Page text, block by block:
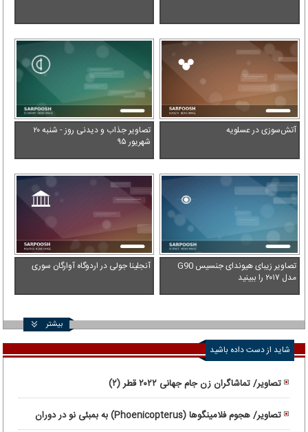
آتش‌سوزی در عسلویه
تصاویر جذاب و دیدنی روز - شنبه ۲۰
شهریور ۹۵
تصاویر زیبای هیوندای جنسیس G90
مدل ۲۰۱۷ را ببینید
آنجلینا جولی در اردوگاه آوارگان سوری
بیشتر
شاید از دست داده باشید
تصاویر/ تماشاگران زن جام جهانی ۲۰۲۲ قطر (۲)
تصاویر/ هجوم فلامینگوها (Phoenicopterus) به بمبئی نو در دوران